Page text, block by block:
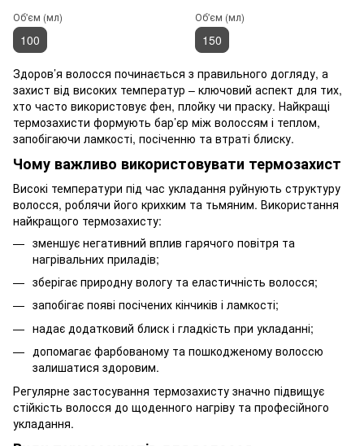
Об'єм (мл)
100
Об'єм (мл)
150
Здоров’я волосся починається з правильного догляду, а
захист від високих температур – ключовий аспект для тих,
хто часто використовує фен, плойку чи праску. Найкращі
термозахисти формують бар’єр між волоссям і теплом,
запобігаючи ламкості, посіченню та втраті блиску.
Чому важливо використовувати термозахист
Високі температури під час укладання руйнують структуру
волосся, роблячи його крихким та тьмяним. Використання
найкращого термозахисту:
зменшує негативний вплив гарячого повітря та
нагрівальних приладів;
зберігає природну вологу та еластичність волосся;
запобігає появі посічених кінчиків і ламкості;
надає додатковий блиск і гладкість при укладанні;
допомагає фарбованому та пошкодженому волоссю
залишатися здоровим.
Регулярне застосування термозахисту значно підвищує
стійкість волосся до щоденного нагріву та професійного
укладання.